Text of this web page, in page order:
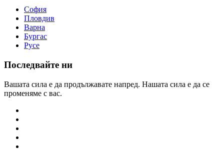
София
Пловдив
Варна
Бургас
Русе
Последвайте ни
Вашата сила е да продължавате напред. Нашата сила е да се
променяме с вас.